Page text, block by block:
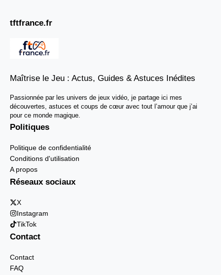
tftfrance.fr
Maîtrise le Jeu : Actus, Guides & Astuces Inédites
Passionnée par les univers de jeux vidéo, je partage ici mes
découvertes, astuces et coups de cœur avec tout l’amour que j’ai
pour ce monde magique.
Politiques
Politique de confidentialité
Conditions d'utilisation
A propos
Réseaux sociaux
X
Instagram
TikTok
Contact
Contact
FAQ